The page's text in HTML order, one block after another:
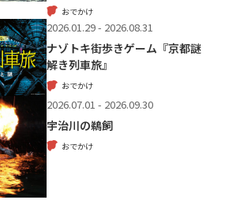
おでかけ
2026.01.29 - 2026.08.31
ナゾトキ街歩きゲーム『京都謎
解き列車旅』
おでかけ
2026.07.01 - 2026.09.30
宇治川の鵜飼
おでかけ